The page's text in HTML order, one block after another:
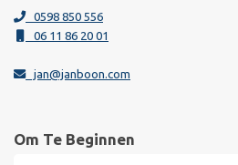
0598 850 556
06 11 86 20 01
jan@janboon.com
Om Te Beginnen